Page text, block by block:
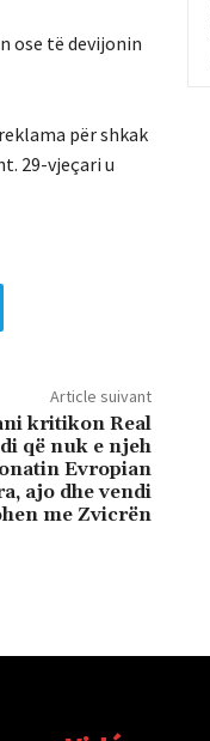
ose të devijonin
për shkak
29-vjeçari u
Article suivant
kritikon Real
që nuk e njeh
Evropian
ajo dhe vendi
me Zvicrën